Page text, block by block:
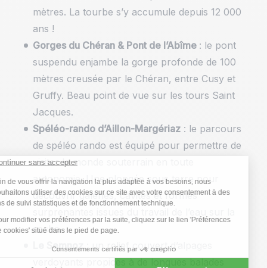
mètres. La tourbe s’y accumule depuis 12 000
ans !
Gorges du Chéran & Pont de l’Abîme : le pont
suspendu enjambe la gorge profonde de 100
mètres creusée par le Chéran, entre Cusy et
Gruffy. Beau point de vue sur les tours Saint
Jacques.
Spéléo-rando d’Aillon-Margériaz : le parcours
de spéléo rando est équipé pour permettre de
visiter le monde souterrain en toute
autonomie. Une plongée sous terre pour
découvrir galeries, cavités et formes
roche.
Le Semnoz: un relief couvert d’alpages